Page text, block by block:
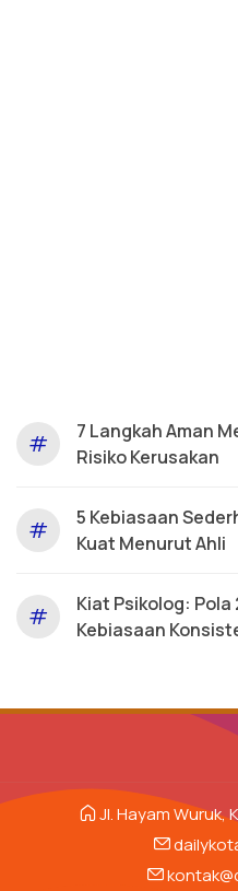
#
7 Langkah Aman
Risiko Kerusakan
#
5 Kebiasaan
Kuat Menurut Ahli
#
Kiat Psikolog: Pola
Kebiasaan
Jl. Hayam Wuruk,